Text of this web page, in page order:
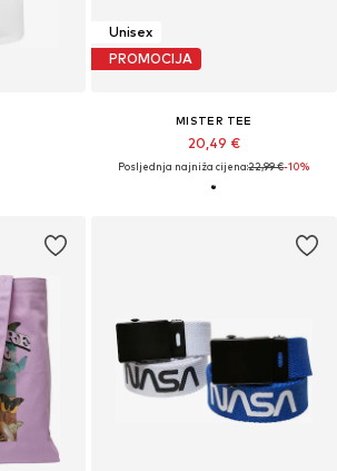
Unisex
PROMOCIJA
MISTER TEE
20,49 €
Posljednja najniža cijena:22,99 €-10%